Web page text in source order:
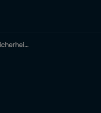
Servicetechniker (m/w/d) – Sicherheitstechnik mit Erfahrung in LenelS2 - Grafing bei München